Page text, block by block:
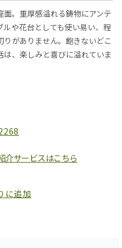
。重厚感溢れる鋳物にアンテ
や花台としても使い易い、程
がありません。飽きないどこ
、楽しみと喜びに溢れていま
介サービスはこちら
に追加